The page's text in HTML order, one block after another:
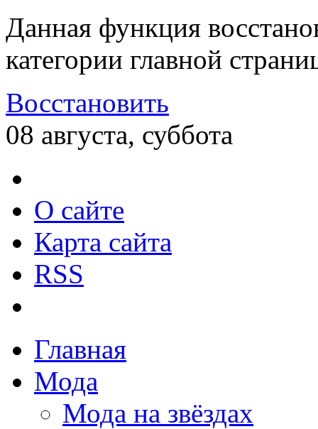
Данная функция
категории главной
Восстановить
08 августа, суббота
О сайте
Карта сайта
RSS
Главная
Мода
Мода на звёздах